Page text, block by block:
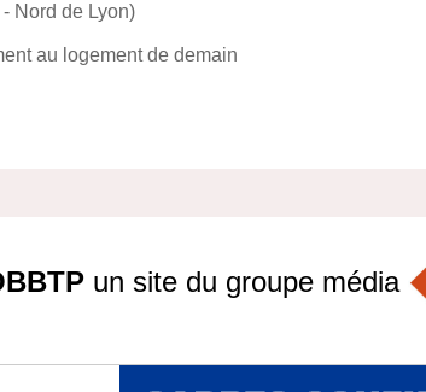
Nord de Lyon)
au logement de demain
un site du groupe média